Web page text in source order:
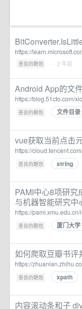
https://
善良的鞭炮 · · 2 年前
Android App的文
https://blog.51cto.com/
善良的鞭炮 · 文件目录
vue获取当前点击
https://
善良的鞭炮 · string
PAMI中心8项研
与机器智能研究中
https://
善良的鞭炮 · 厦门大学
如何爬取豆瓣书评
https://
善良的鞭炮 · xpath
内容滚动条和子